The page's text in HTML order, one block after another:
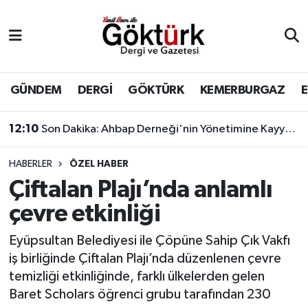
GÜNDEM DERGİ GÖKTÜRK KEMERBURGAZ
12:10 Son Dakika: Ahbap Derneği'nin Yönetimine Kayyum Atandı
HABERLER ÖZEL HABER
Çiftalan Plajı’nda anlamlı
çevre etkinliği
Eyüpsultan Belediyesi ile Çöpüne Sahip Çık Vakfı
iş birliğinde Çiftalan Plajı’nda düzenlenen çevre
temizliği etkinliğinde, farklı ülkelerden gelen
Baret Scholars öğrenci grubu tarafından 230
BİLİM
DERGİ
DÜNYA
EĞİTİM
GÖKTÜRK
GÜNDEM
Eyüpsultan Hava Durumu
Eyüpsultan Trafik Yoğunluk Haritası
Süper Lig Puan Durumu ve Fikstür
Tüm Manşetler
Son Dakika Haberleri